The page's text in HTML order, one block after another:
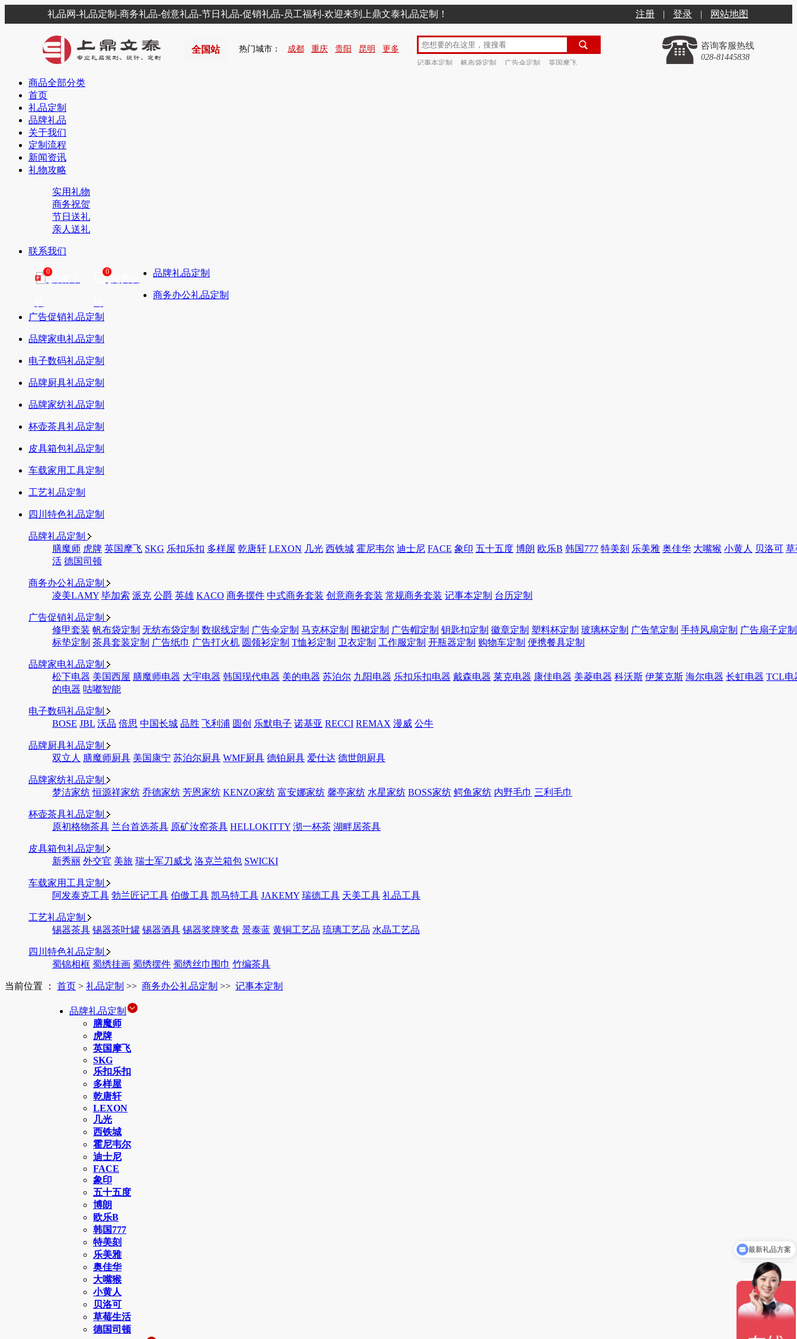
礼品网-礼品定制-商务礼品-创意礼品-节日礼品-促销礼品-员工福利-欢迎来到上鼎文泰礼品定制！ 注册 | 登录 | 网站地图
全国站 热门城市： 成都 重庆 贵阳 昆明 更多
记事本定制 帆布袋定制 广告伞定制 英国摩飞
咨询客服热线
028-81445838
商品全部分类
首页
礼品定制
品牌礼品
关于我们
定制流程
新闻资讯
礼物攻略
实用礼物
商务祝贺
节日送礼
亲人送礼
联系我们
0 0 品牌礼品定制
商务办公礼品定制
广告促销礼品定制
品牌家电礼品定制
电子数码礼品定制
品牌厨具礼品定制
品牌家纺礼品定制
杯壶茶具礼品定制
皮具箱包礼品定制
车载家用工具定制
工艺礼品定制
四川特色礼品定制
品牌礼品定制
膳魔师 虎牌 英国摩飞 SKG 乐扣乐扣 多样屋 乾唐轩 LEXON 几光 西铁城 霍尼韦尔 迪士尼 FACE 象印 五十五度 博朗 欧乐B 韩国777 特美刻 乐美雅 奥佳华 大嘴猴 小黄人 贝洛可 草
活 德国司顿
商务办公礼品定制
凌美LAMY 毕加索 派克 公爵 英雄 KACO 商务摆件 中式商务套装 创意商务套装 常规商务套装 记事本定制 台历定制
广告促销礼品定制
修甲套装 帆布袋定制 无纺布袋定制 数据线定制 广告伞定制 马克杯定制 围裙定制 广告帽定制 钥匙扣定制 徽章定制 塑料杯定制 玻璃杯定制 广告笔定制 手持风扇定制 广告扇子定制
标垫定制 茶具套装定制 广告纸巾 广告打火机 圆领衫定制 T恤衫定制 卫衣定制 工作服定制 开瓶器定制 购物车定制 便携餐具定制
品牌家电礼品定制
松下电器 美国西屋 膳魔师电器 大宇电器 韩国现代电器 美的电器 苏泊尔 九阳电器 乐扣乐扣电器 戴森电器 莱克电器 康佳电器 美菱电器 科沃斯 伊莱克斯 海尔电器 长虹电器 TCL电
的电器 咕嘟智能
电子数码礼品定制
BOSE JBL 沃品 倍思 中国长城 品胜 飞利浦 圆创 乐默电子 诺基亚 RECCI REMAX 漫威 公牛
品牌厨具礼品定制
双立人 膳魔师厨具 美国康宁 苏泊尔厨具 WMF厨具 德铂厨具 爱仕达 德世朗厨具
品牌家纺礼品定制
梦洁家纺 恒源祥家纺 乔德家纺 芳恩家纺 KENZO家纺 富安娜家纺 馨亭家纺 水星家纺 BOSS家纺 鳄鱼家纺 内野毛巾 三利毛巾
杯壶茶具礼品定制
原初格物茶具 兰台首选茶具 原矿汝窑茶具 HELLOKITTY 沏一杯茶 湖畔居茶具
皮具箱包礼品定制
新秀丽 外交官 美旅 瑞士军刀威戈 洛克兰箱包 SWICKI
车载家用工具定制
阿发泰克工具 勃兰匠记工具 伯傲工具 凯马特工具 JAKEMY 瑞德工具 天美工具 礼品工具
工艺礼品定制
锡器茶具 锡器茶叶罐 锡器酒具 锡器奖牌奖盘 景泰蓝 黄铜工艺品 琉璃工艺品 水晶工艺品
四川特色礼品定制
蜀锦相框 蜀绣挂画 蜀绣摆件 蜀绣丝巾围巾 竹编茶具
当前位置 ： 首页 > 礼品定制 >> 商务办公礼品定制 >> 记事本定制
品牌礼品定制
膳魔师
虎牌
英国摩飞
SKG
乐扣乐扣
多样屋
乾唐轩
LEXON
几光
西铁城
霍尼韦尔
迪士尼
FACE
象印
五十五度
博朗
欧乐B
韩国777
特美刻
乐美雅
奥佳华
大嘴猴
小黄人
贝洛可
草莓生活
德国司顿
定制礼品